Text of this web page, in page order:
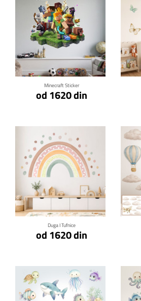
Minecraft Sticker
od 1620 din
Klikni za detalje
Duga I Tufnice
od 1620 din
Klikni za detalje